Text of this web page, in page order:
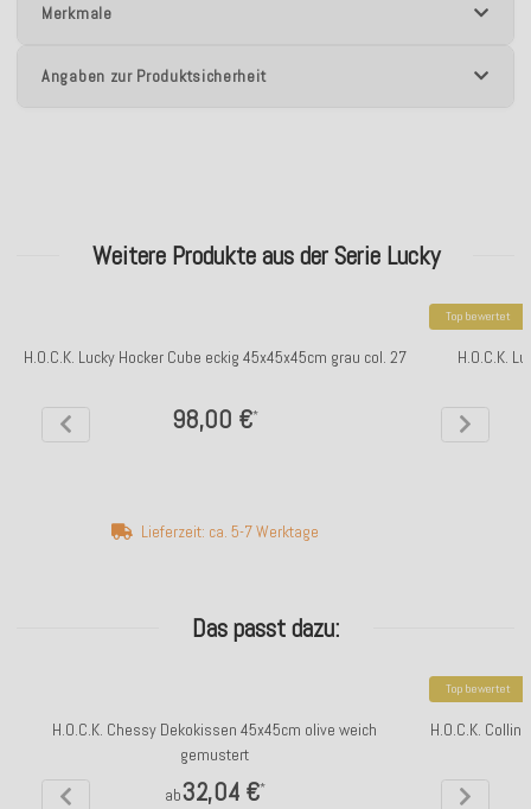
Merkmale
Angaben zur Produktsicherheit
Weitere Produkte aus der Serie Lucky
H.O.C.K. Lucky Hocker Cube eckig 45x45x45cm grau col. 27
98,00 €*
Lieferzeit: ca. 5-7 Werktage
Top bewertet
H.O.C.K.
Das passt dazu:
H.O.C.K. Chessy Dekokissen 45x45cm olive weich
gemustert
ab32,04 €*
Top bewertet
H.O.C.K.